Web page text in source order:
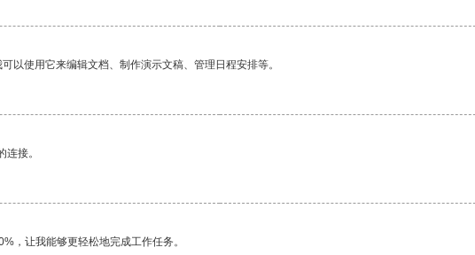
以使用它来编辑文档、制作演示文稿、管理日程安排等。
接。
，让我能够更轻松地完成工作任务。